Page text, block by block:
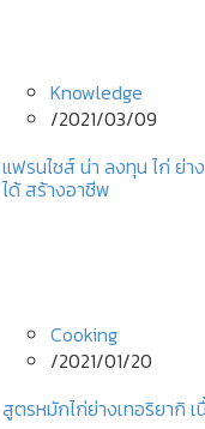
Knowledge
/2021/03/09
แฟรนไชส์ น่า ลงทุน ไก่ ย่า
ได้ สร้างอาชีพ
Cooking
/2021/01/20
สูตรหมักไก่ย่างเทอริยากิ เ